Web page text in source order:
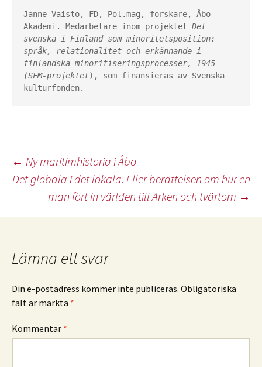
Janne Väistö, FD, Pol.mag, forskare, Åbo
Akademi. Medarbetare inom projektet Det
svenska i Finland som minoritetsposition:
språk, relationalitet och erkännande i
finländska minoritiseringsprocesser, 1945-
(SFM-projektet), som finansieras av Svenska
kulturfonden.
Inläggsnavigering
← Ny maritimhistoria i Åbo
Det globala i det lokala. Eller berättelsen om hur en
man fört in världen till Arken och tvärtom →
Lämna ett svar
Din e-postadress kommer inte publiceras. Obligatoriska
fält är märkta *
Kommentar *